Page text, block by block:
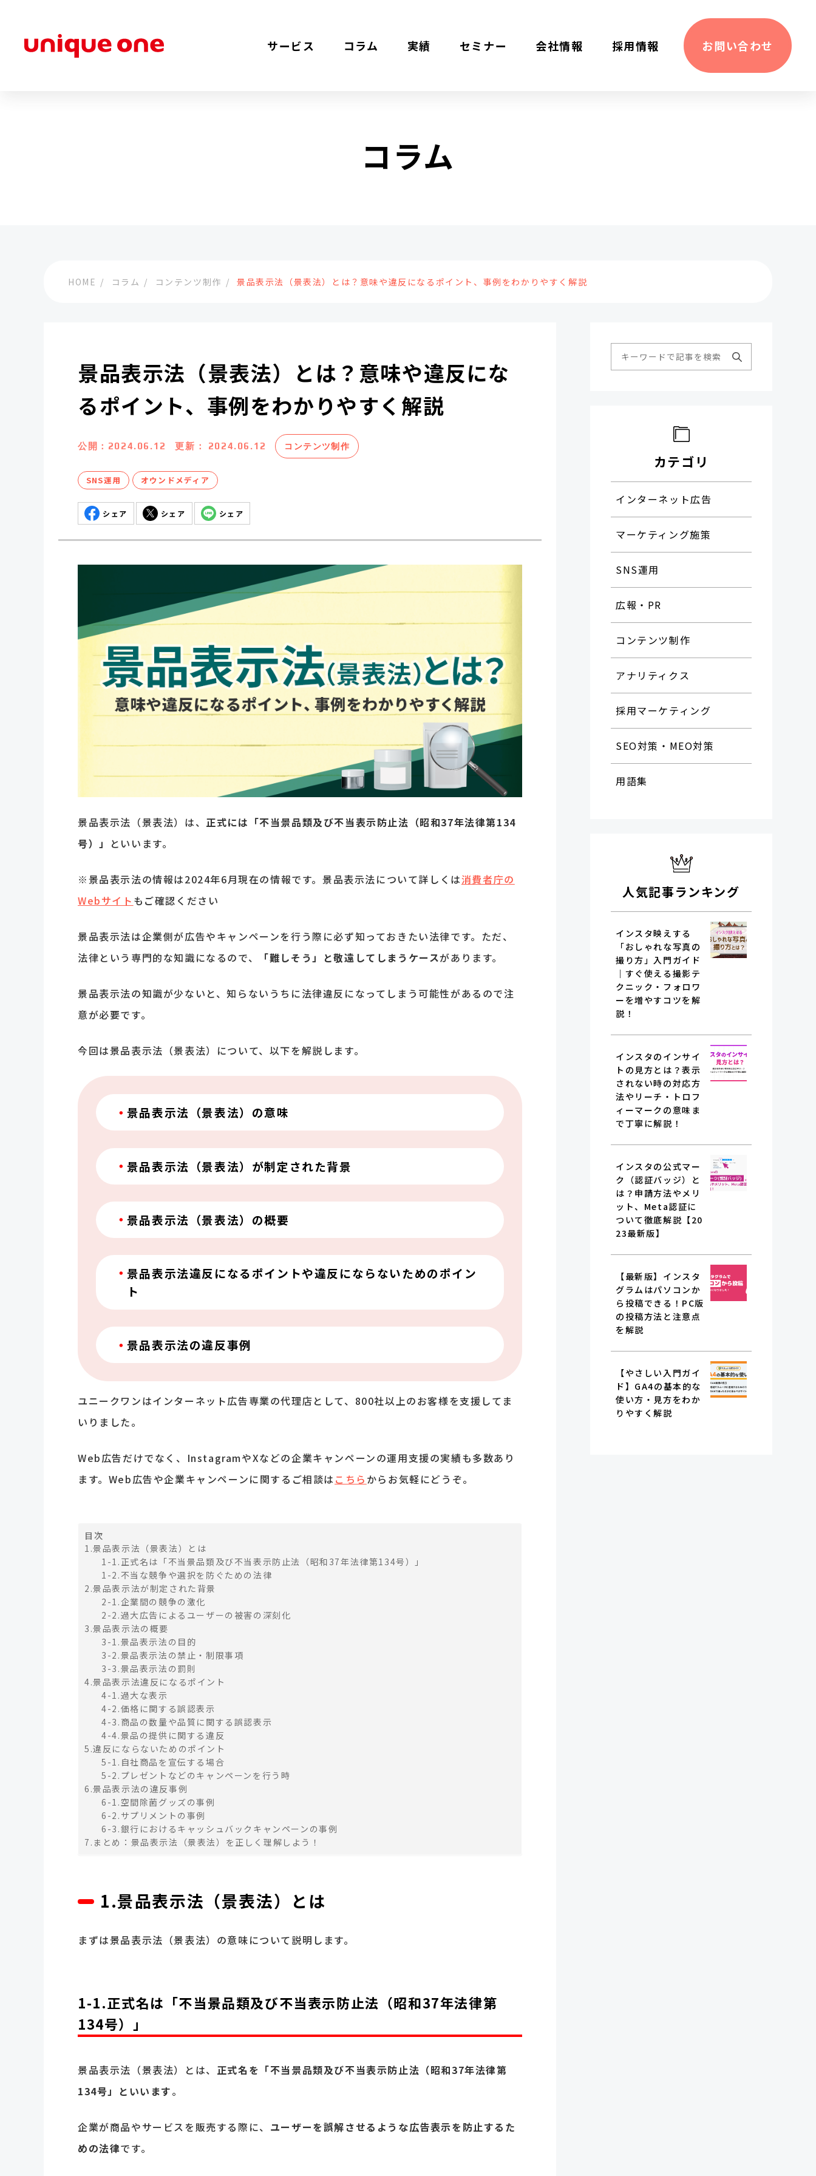
サービス コラム 実績 セミナー 会社情報 採⽤情報 お問い合わせ
コラム
HOME コラム コンテンツ制作 景品表示法（景表法）とは？意味や違反になるポイント、事例をわかりやすく解説
景品表示法（景表法）とは？意味や違反にな
るポイント、事例をわかりやすく解説
公開： 2024.06.12 更新： 2024.06.12 コンテンツ制作
SNS運用 オウンドメディア
シェア シェア シェア
景品表示法（景表法）は、 正式には「不当景品類及び不当表示防止法（昭和37年法律第134
号）」
といいます。
※景品表示法の情報は2024年6月現在の情報です。景品表示法について詳しくは消費者庁の
Webサイト もご確認ください
景品表示法は企業側が広告やキャンペーンを行う際に必ず知っておきたい法律です。ただ、
法律という専門的な知識になるので、
「難しそう」と敬遠してしまうケースがあります。
景品表示法の知識が少ないと、知らないうちに法律違反になってしまう可能性があるので注
意が必要です。
今回は景品表示法（景表法）について、以下を解説します。
景品表示法（景表法）の意味
景品表示法（景表法）が制定された背景
景品表示法（景表法）の概要
景品表示法違反になるポイントや違反にならないためのポイン
ト
景品表示法の違反事例
ユニークワンはインターネット広告専業の代理店として、800社以上のお客様を支援してま
いりました。
Web広告だけでなく、InstagramやXなどの企業キャンペーンの運用支援の実績も多数あり
ます。Web広告や企業キャンペーンに関するご相談は こちら からお気軽にどうぞ。
目次
1.景品表示法（景表法）とは
1-1.正式名は「不当景品類及び不当表示防止法（昭和37年法律第134号）」
1-2.不当な競争や選択を防ぐための法律
2.景品表示法が制定された背景
2-1.企業間の競争の激化
2-2.過大広告によるユーザーの被害の深刻化
3.景品表示法の概要
3-1.景品表示法の目的
3-2.景品表示法の禁止・制限事項
3-3.景品表示法の罰則
4.景品表示法違反になるポイント
4-1.過大な表示
4-2.価格に関する誤認表示
4-3.商品の数量や品質に関する誤認表示
4-4.景品の提供に関する違反
5.違反にならないためのポイント
5-1.自社商品を宣伝する場合
5-2.プレゼントなどのキャンペーンを行う時
6.景品表示法の違反事例
6-1.空間除菌グッズの事例
6-2.サプリメントの事例
6-3.銀行におけるキャッシュバックキャンペーンの事例
7.まとめ：景品表示法（景表法）を正しく理解しよう！
1.景品表示法（景表法）とは
まずは景品表示法（景表法）の意味について説明します。
1-1.正式名は「不当景品類及び不当表示防止法（昭和37年法律第
134号）」
景品表示法（景表法）とは、 正式名を「不当景品類及び不当表示防止法（昭和37年法律第
134号」といいます。
企業が商品やサービスを販売する際に、 ユーザーを誤解させるような広告表示を防止するた
めの法律です。
カテゴリ
インターネット広告
マーケティング施策
SNS運用
広報・PR
コンテンツ制作
アナリティクス
採用マーケティング
SEO対策・MEO対策
用語集
人気記事ランキング
インスタ映えする
「おしゃれな写真の
撮り方」入門ガイド
｜すぐ使える撮影テ
クニック・フォロワ
ーを増やすコツを解
説！
インスタのインサイ
トの見方とは？表示
されない時の対応方
法やリーチ・トロフ
ィーマークの意味ま
で丁寧に解説！
インスタの公式マー
ク（認証バッジ）と
は？申請方法やメリ
ット、Meta認証に
ついて徹底解説【20
23最新版】
【最新版】インスタ
グラムはパソコンか
ら投稿できる！PC版
の投稿方法と注意点
を解説
【やさしい入門ガイ
ド】GA4の基本的な
使い方・見方をわか
りやすく解説